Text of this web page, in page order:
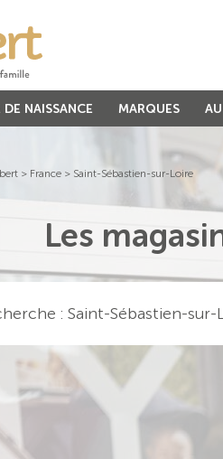
DE NAISSANCE MARQUES
> France > Saint-Sébastien-sur-Loire
Les
:Saint-Sébastien-sur-